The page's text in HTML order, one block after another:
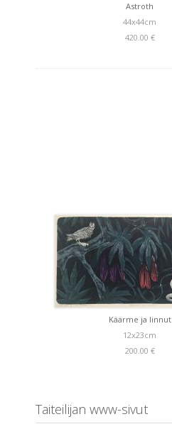
Astroth
44x44cm
420.00 €
Käärme ja linnut
12x23cm
200.00 €
Taiteilijan www-sivut